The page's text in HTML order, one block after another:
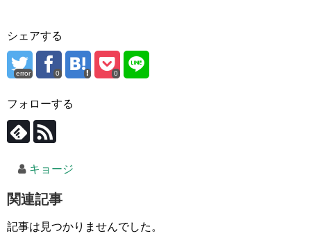
シェアする
error 0 0
フォローする
キョージ
関連記事
記事は見つかりませんでした。